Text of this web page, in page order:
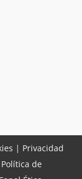
| Privacidad
Política de